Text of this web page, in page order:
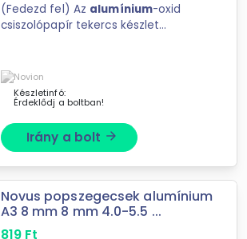
(Fedezd fel) Az alumínium-oxid
csiszolópapír tekercs készlet
Készletinfó:
Érdeklődj a boltban!
Irány a bolt arrow_forward
Novus popszegecsek alumínium
A3 8 mm 8 mm 4.0-5.5 ...
819 Ft